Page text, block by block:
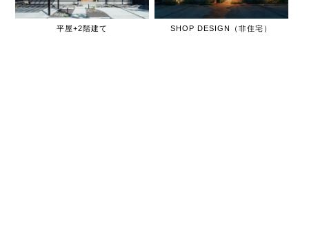
平屋+2階建て SHOP DESIGN（非住宅）